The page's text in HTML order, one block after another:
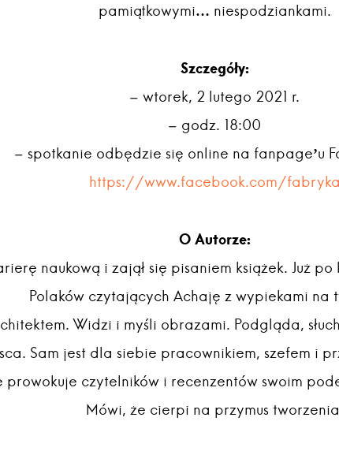
pamiątkowymi… niespodziankami.
Szczegóły:
– wtorek, 2 lutego 2021 r.
– godz. 18:00
– spotkanie odbędzie się online na fanpage’u
https://www.facebook.com/fabryka
O Autorze:
naukową i zajął się pisaniem książek. Już
Polaków czytających Achaję z wypiekami na
Widzi i myśli obrazami. Podgląda,
Sam jest dla siebie pracownikiem, szefem i
prowokuje czytelników i recenzentów swoim
Mówi, że cierpi na przymus